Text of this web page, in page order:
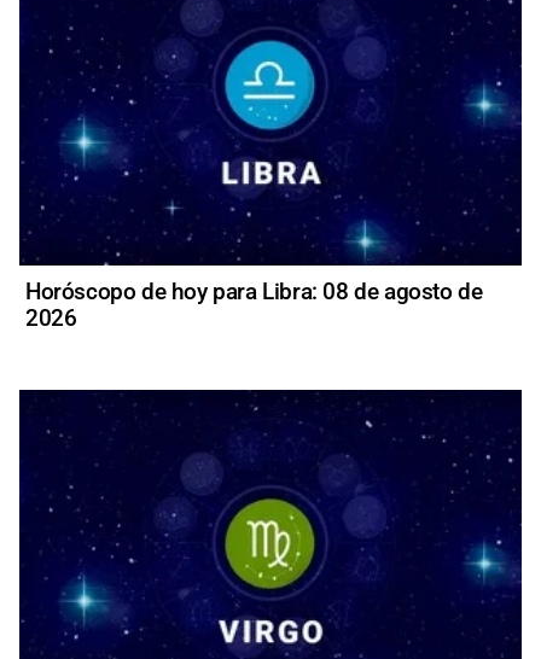
Horóscopo de hoy para Libra: 08 de agosto de
2026